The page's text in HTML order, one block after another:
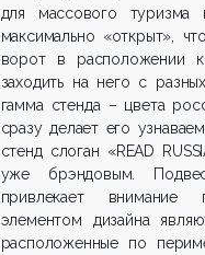
для массового
максимально «открыт»,
ворот в расположении
заходить на него с
гамма стенда – цвета
сразу делает его
стенд слоган «READ
уже брэндовым.
привлекает внимание
элементом дизайна
расположенные по